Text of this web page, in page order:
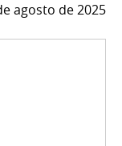
agosto de 2025